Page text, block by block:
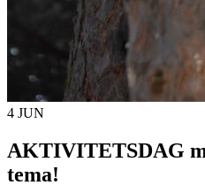
4 JUN
AKTIVITETSDAG
tema!